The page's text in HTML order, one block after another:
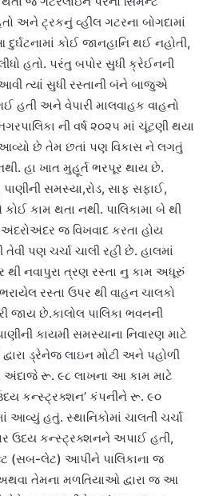
અને ટ્રકનું વ્હીલ ગટરના બોગદામાં
કોઈ જાનહાનિ થઈ નહોતી,
હતો. પરંતુ બપોર સુધી ક્રેઈનની
ત્યાં સુધી રસ્તાની બંને બાજુએ
હતી અને વેપારી માલવાહક વાહનો
ની વર્ષ ૨૦૨૫ માં ચૂંટણી થયા
આવ્યો છે તેમ છતાં પણ વિકાસ ને લગતું
હા ખાત મુહૂર્ત ભરપૂર થાય છે.
સમસ્યા,રોડ, સાફ સફાઈ,
કામ થતા નથી. પાલિકામા બે થી
જ વિખવાદ કરતા હોય
પણ ચર્ચા ચાલી રહી છે. હાલમાં
થી નવાપુરા ત્રણ રસ્તા નુ કામ અધૂરું
રસ્તા ઉપર થી વાહન ચાલકો
જાય છે.કાલોલ પાલિકા ભવનની
કાયમી સમસ્યાના નિવારણ માટે
દ્વારા ડ્રેનેજ લાઇન મોટી અને પહોળી
રૂ. ૯૮ લાખના આ કામ માટે
કન્સ્ટ્રક્શન’ કંપનીને રૂ. ૯૦
હતું. સ્થાનિકોમાં ચાલતી ચર્ચા
ઉદય કન્સ્ટ્રક્શનને અપાઈ હતી,
(સબ-લેટ) આપીને પાલિકાના જ
અથવા તેમના મળતિયાઓ દ્વારા જ આ